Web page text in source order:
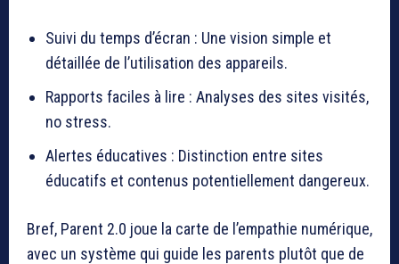
Suivi du temps d’écran : Une vision simple et
détaillée de l’utilisation des appareils.
Rapports faciles à lire : Analyses des sites visités,
no stress.
Alertes éducatives : Distinction entre sites
éducatifs et contenus potentiellement dangereux.
Bref, Parent 2.0 joue la carte de l’empathie numérique,
avec un système qui guide les parents plutôt que de